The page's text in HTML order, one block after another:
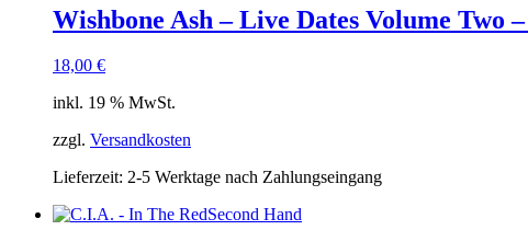
Wishbone Ash – Live Dates Volume Two
18,00 €
inkl. 19 % MwSt.
zzgl. Versandkosten
Lieferzeit: 2-5 Werktage nach Zahlungseingang
Second Hand